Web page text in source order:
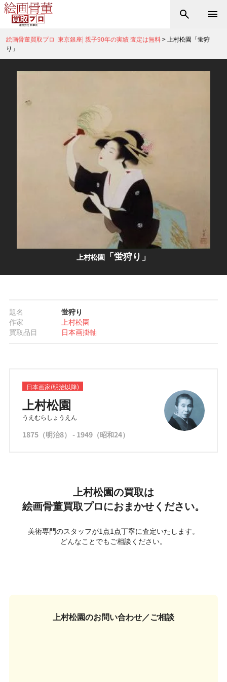
絵画骨董買取プロ |東京銀座| 親子90年の実績 査定は無料> 上村松園「蛍狩
り」
上村松園 「蛍狩り」
題名
蛍狩り
作家
上村松園
買取品目
日本画掛軸
日本画家(明治以降)
上村松園
うえむらしょうえん
1875（明治8） - 1949（昭和24）
上村松園の買取は
絵画骨董買取プロにおまかせください。
美術専門のスタッフが1点1点丁寧に査定いたします。
どんなことでもご相談ください。
上村松園のお問い合わせ／ご相談